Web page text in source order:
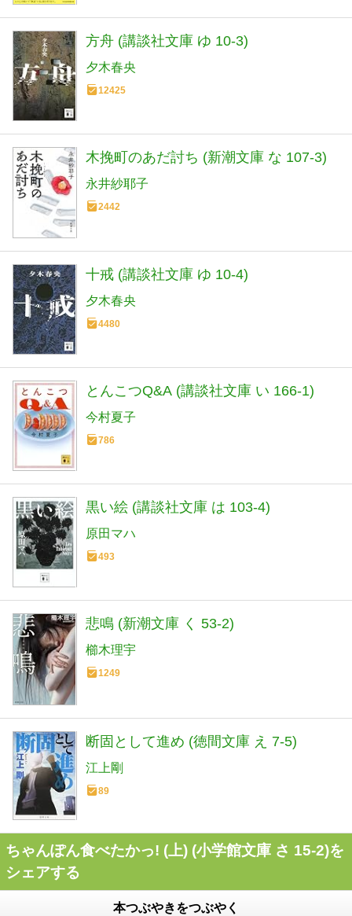
方舟 (講談社文庫 ゆ 10-3)
夕木春央
12425
木挽町のあだ討ち (新潮文庫 な 107-3)
永井紗耶子
2442
十戒 (講談社文庫 ゆ 10-4)
夕木春央
4480
とんこつQ&A (講談社文庫 い 166-1)
今村夏子
786
黒い絵 (講談社文庫 は 103-4)
原田マハ
493
悲鳴 (新潮文庫 く 53-2)
櫛木理宇
1249
断固として進め (徳間文庫 え 7-5)
江上剛
89
ちゃんぽん食べたかっ! (上) (小学館文庫 さ 15-2)を
シェアする
本つぶやきをつぶやく